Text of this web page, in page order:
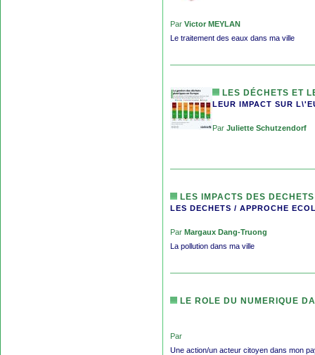
Par Victor MEYLAN
Le traitement des eaux dans ma ville
LES DÉCHETS ET
LEUR IMPACT SUR
Par Juliette Schutzendorf
LES IMPACTS DES
LES DECHETS / APPROCHE
Par Margaux Dang-Truong
La pollution dans ma ville
LE ROLE DU NUMERIQUE
Par
Une action/un acteur citoyen dans mon